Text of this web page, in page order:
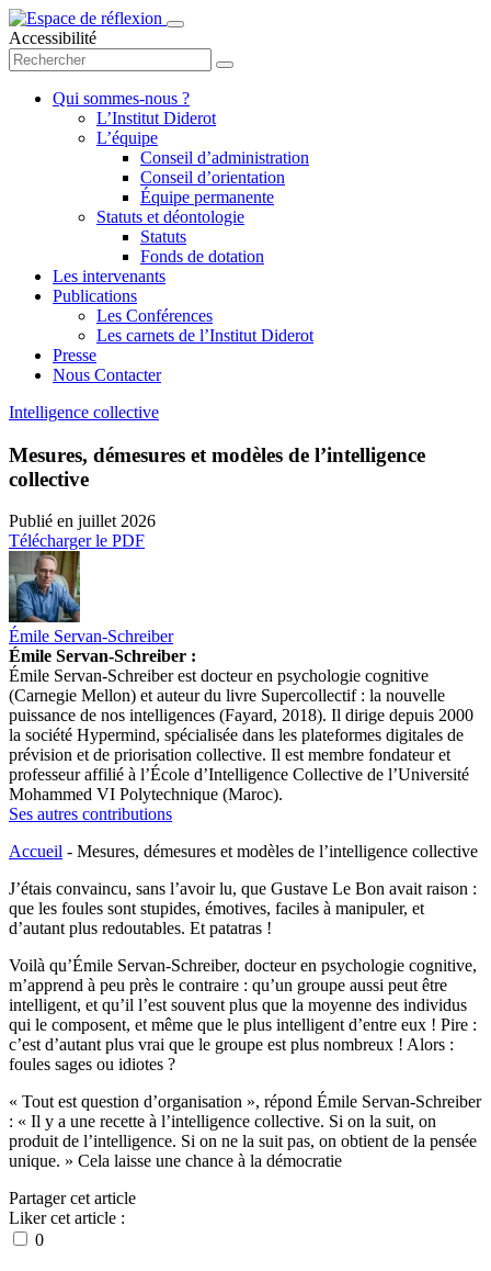
Accessibilité
Qui sommes-nous ?
L’Institut Diderot
L’équipe
Conseil d’administration
Conseil d’orientation
Équipe permanente
Statuts et déontologie
Statuts
Fonds de dotation
Les intervenants
Publications
Les Conférences
Les carnets de l’Institut Diderot
Presse
Nous Contacter
Intelligence collective
Mesures, démesures et modèles de l’intelligence
collective
Publié en juillet 2026
Télécharger le PDF
Émile Servan-Schreiber
Émile Servan-Schreiber :
Émile Servan-Schreiber est docteur en psychologie cognitive
(Carnegie Mellon) et auteur du livre Supercollectif : la nouvelle
puissance de nos intelligences (Fayard, 2018). Il dirige depuis 2000
la société Hypermind, spécialisée dans les plateformes digitales de
prévision et de priorisation collective. Il est membre fondateur et
professeur affilié à l’École d’Intelligence Collective de l’Université
Mohammed VI Polytechnique (Maroc).
Ses autres contributions
Accueil - Mesures, démesures et modèles de l’intelligence collective
J’étais convaincu, sans l’avoir lu, que Gustave Le Bon avait raison :
que les foules sont stupides, émotives, faciles à manipuler, et
d’autant plus redoutables. Et patatras !
Voilà qu’Émile Servan-Schreiber, docteur en psychologie cognitive,
m’apprend à peu près le contraire : qu’un groupe aussi peut être
intelligent, et qu’il l’est souvent plus que la moyenne des individus
qui le composent, et même que le plus intelligent d’entre eux ! Pire :
c’est d’autant plus vrai que le groupe est plus nombreux ! Alors :
foules sages ou idiotes ?
« Tout est question d’organisation », répond Émile Servan-Schreiber
: « Il y a une recette à l’intelligence collective. Si on la suit, on
produit de l’intelligence. Si on ne la suit pas, on obtient de la pensée
unique. » Cela laisse une chance à la démocratie
Partager cet article
Liker cet article :
0